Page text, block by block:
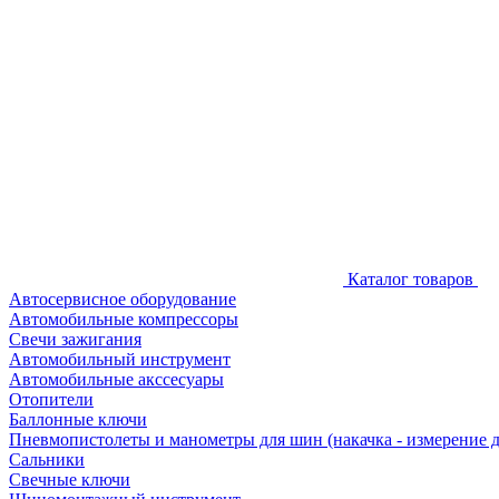
Каталог товаров
Автосервисное оборудование
Автомобильные компрессоры
Свечи зажигания
Автомобильный инструмент
Автомобильные акссесуары
Отопители
Баллонные ключи
Пневмопистолеты и манометры для шин (накачка - измерение
Сальники
Свечные ключи